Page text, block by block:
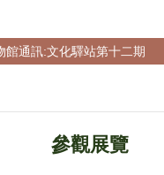
館通訊:文化驛站第十二期
參觀展覽